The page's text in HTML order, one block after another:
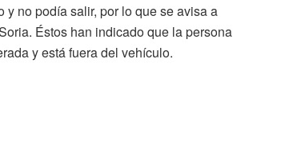
y no podía salir, por lo que se avisa a
Éstos han indicado que la persona
y está fuera del vehículo.